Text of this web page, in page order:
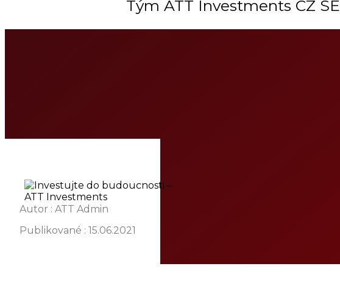
Tým ATT Investments CZ SE
Autor : ATT Admin
Publikované : 15.06.2021